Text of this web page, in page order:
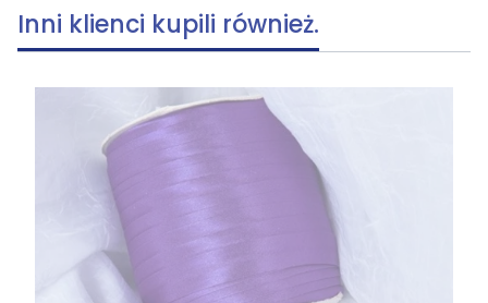
Inni klienci kupili również.